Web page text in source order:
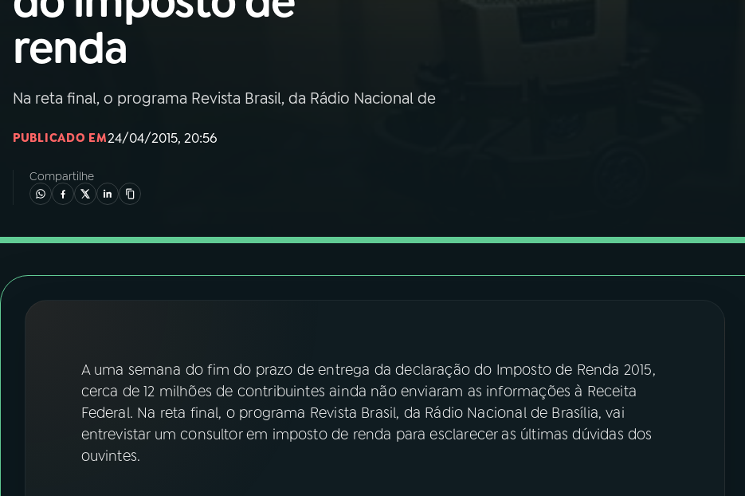
02A RÁDIO
03PROGRAMAÇÃO
05PODCASTS
FESTIVAL DE MÚSICA
ACOMPANHE A RÁDIO NACIONAL
renda
Na reta final, o programa Revista Brasil, da Rádio Nacional de
PUBLICADO EM24/04/2015, 20:56
Compartilhe
A uma semana do fim do prazo de entrega da declaração do Imposto de Renda 2015,
cerca de 12 milhões de contribuintes ainda não enviaram as informações à Receita
Federal. Na reta final, o programa Revista Brasil, da Rádio Nacional de Brasília, vai
entrevistar um consultor em imposto de renda para esclarecer as últimas dúvidas dos
ouvintes.